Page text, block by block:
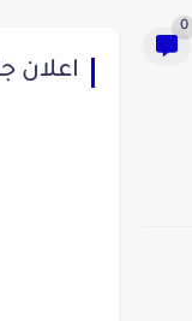
0
اعلان